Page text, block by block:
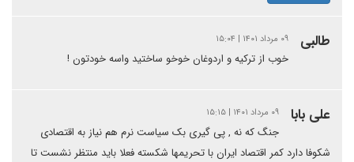
طالبی ۰۹ مرداد ۱۴۰۱ | ۱۵:۰۴
خوب از ترکیه و اردوغان خوخو ساختید واسه خودتون !
علی بابا ۰۹ مرداد ۱۴۰۱ | ۱۵:۱۵
جنگ که نه , پی گیری بک سیاست نرم هم نیاز به اقتصادی
شکوفا دارد کمر اقتصاد ایران با تحریمها شکسته فعلا باید منتظر نشست تا